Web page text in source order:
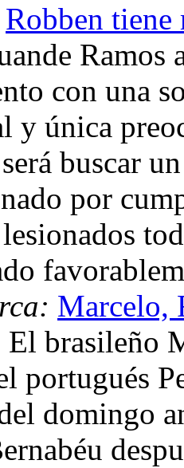
Robben tiene
Ramos
con una
y única
buscar
por
Marcelo,
El brasileño
portugués
domingo